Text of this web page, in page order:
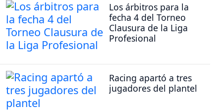
Los árbitros para la
fecha 4 del Torneo
Clausura de la Liga
Profesional
Racing apartó a tres
jugadores del plantel